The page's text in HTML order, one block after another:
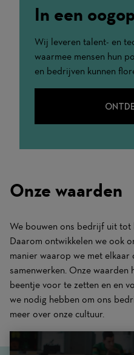
In een
Wij leveren talent- en
waarmee mensen hun
en bedrijven kunnen
Onze waarden
We bouwen ons bedrijf uit tot
Daarom ontwikkelen we ook
manier waarop we met elkaar
samenwerken. Onze waarden
beentje voor te zetten en en
we nodig hebben om ons
meer over onze cultuur.